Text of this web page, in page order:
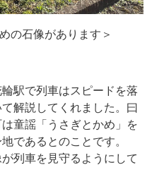
の石像があります＞
駅で列車はスピードを落
解説してくれました。曰
童謡「うさぎとかめ」を
であるとのことです。
列車を見守るようにして